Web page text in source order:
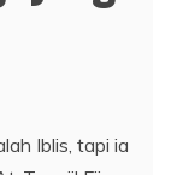
Iblis, tapi ia